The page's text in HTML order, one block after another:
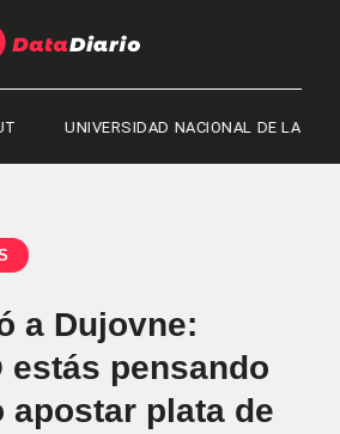
UNIVERSIDAD NACIONAL DE LA PLATA
a Dujovne:
estás pensando
apostar plata de